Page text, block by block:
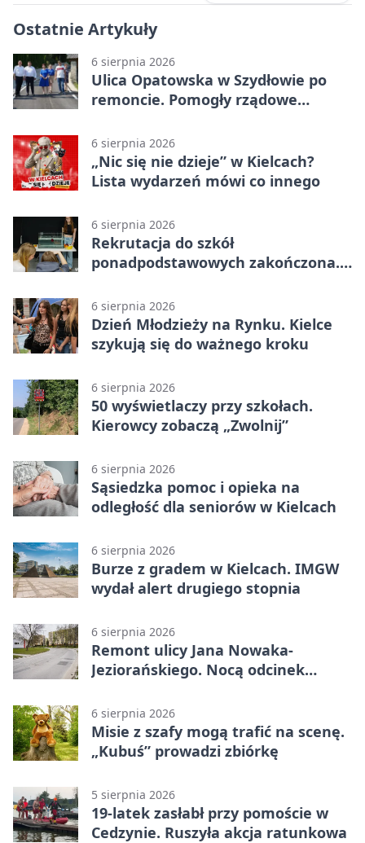
Ostatnie Artykuły
6 sierpnia 2026
Ulica Opatowska w Szydłowie po
remoncie. Pomogły rządowe
6 sierpnia 2026
„Nic się nie dzieje” w Kielcach?
Lista wydarzeń mówi co innego
6 sierpnia 2026
Rekrutacja do szkół
ponadpodstawowych zakończona.
6 sierpnia 2026
Dzień Młodzieży na Rynku. Kielce
szykują się do ważnego kroku
6 sierpnia 2026
50 wyświetlaczy przy szkołach.
Kierowcy zobaczą „Zwolnij”
6 sierpnia 2026
Sąsiedzka pomoc i opieka na
odległość dla seniorów w Kielcach
6 sierpnia 2026
Burze z gradem w Kielcach. IMGW
wydał alert drugiego stopnia
6 sierpnia 2026
Remont ulicy Jana Nowaka-
Jeziorańskiego. Nocą odcinek
6 sierpnia 2026
Misie z szafy mogą trafić na scenę.
„Kubuś” prowadzi zbiórkę
5 sierpnia 2026
19-latek zasłabł przy pomoście w
Cedzynie. Ruszyła akcja ratunkowa